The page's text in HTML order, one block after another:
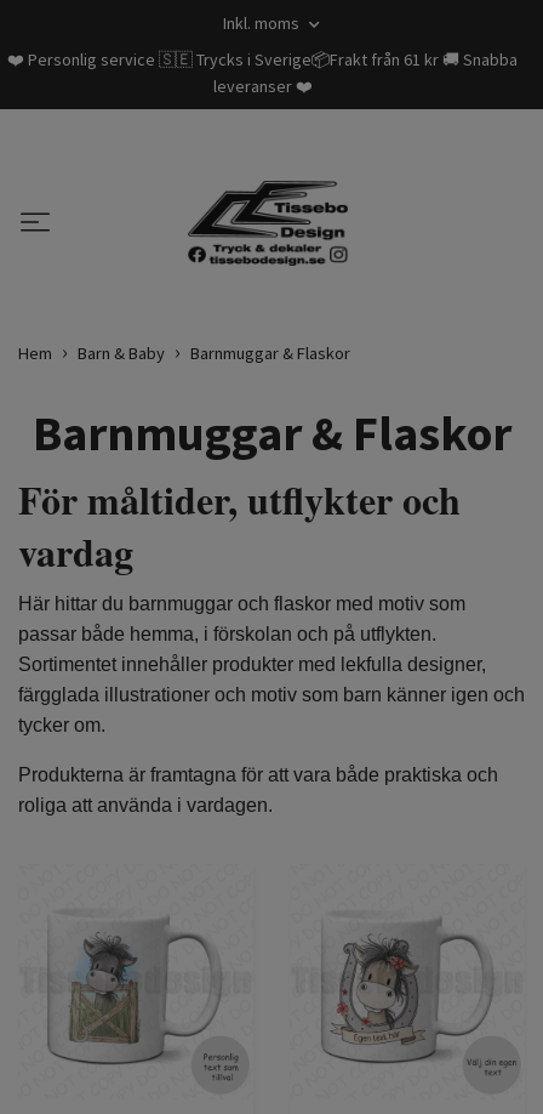
Inkl. moms
❤️ Personlig service 🇸🇪 Trycks i Sverige📦Frakt från 61 kr 🚚 Snabba
leveranser ❤️
Hem Barn & Baby Barnmuggar & Flaskor
Barnmuggar & Flaskor
För måltider, utflykter och
vardag
Här hittar du barnmuggar och flaskor med motiv som
passar både hemma, i förskolan och på utflykten.
Sortimentet innehåller produkter med lekfulla designer,
färgglada illustrationer och motiv som barn känner igen och
tycker om.
Produkterna är framtagna för att vara både praktiska och
roliga att använda i vardagen.